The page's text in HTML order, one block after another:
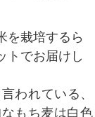
を栽培するら
トでお届けし
われている、
もち麦は白色